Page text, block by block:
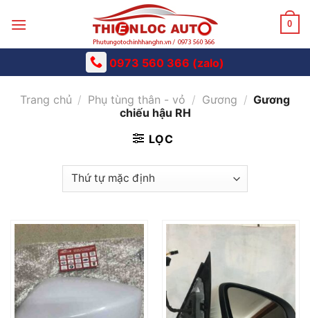
0
0973 560 366 (zalo)
Trang chủ / Phụ tùng thân - vỏ / Gương / Gương
chiếu hậu RH
LỌC